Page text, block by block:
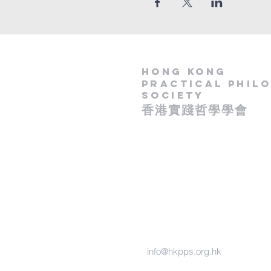
Hong Kong
Practical
Society
​香港實踐哲學學會
info@hkpps.org.hk